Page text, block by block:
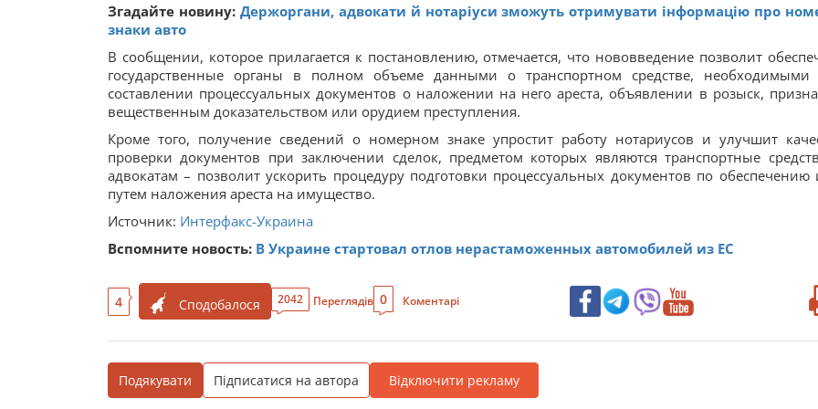
Згадайте новину: Держоргани, адвокати й нотаріуси зможуть отримувати інформацію про
знаки авто
В сообщении, которое прилагается к постановлению, отмечается, что нововведение позволит
государственные органы в полном объеме данными о транспортном средстве, необходимыми
составлении процессуальных документов о наложении на него ареста, объявлении в розыск,
вещественным доказательством или орудием преступления.
Кроме того, получение сведений о номерном знаке упростит работу нотариусов и улучшит
проверки документов при заключении сделок, предметом которых являются транспортные
адвокатам – позволит ускорить процедуру подготовки процессуальных документов по обеспечению
путем наложения ареста на имущество.
Источник: Интерфакс-Украина
Вспомните новость: В Украине стартовал отлов нерастаможенных автомобилей из ЕС
4 Сподобалося 2042 Переглядів 0 Коментарі
Подякувати Підписатися на автора Відключити рекламу